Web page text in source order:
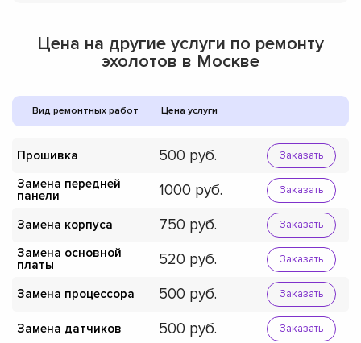
Цена на другие услуги по ремонту
эхолотов в Москве
Вид ремонтных работ Цена услуги
Прошивка 500 Заказать
Замена передней
панели
1000 Заказать
Замена корпуса 750 Заказать
Замена основной
платы
520 Заказать
Замена процессора 500 Заказать
Замена датчиков 500 Заказать